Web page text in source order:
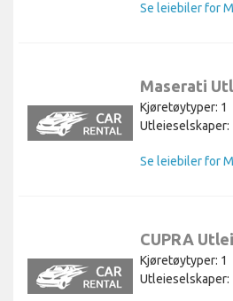
Se leiebiler for
Maserati
Kjøretøytyper: 1
Utleieselskaper:
Se leiebiler for
CUPRA
Kjøretøytyper: 1
Utleieselskaper: